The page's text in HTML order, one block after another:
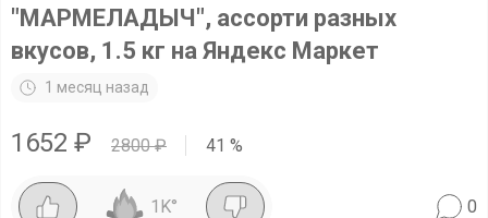
"МАРМЕЛАДЫЧ", ассорти разных
вкусов, 1.5 кг на Яндекс Маркет
1 месяц назад
1652 ₽ 2800₽ 41 %
1K° 0